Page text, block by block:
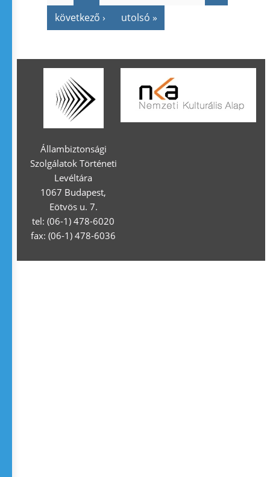
következő ›
utolsó »
Állambiztonsági
Szolgálatok Történeti
Levéltára
1067 Budapest,
Eötvös u. 7.
tel: (06-1) 478-6020
fax: (06-1) 478-6036